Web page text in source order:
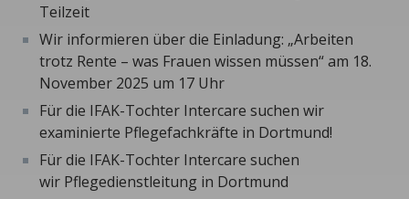
Teilzeit
Wir informieren über die Einladung: „Arbeiten
trotz Rente – was Frauen wissen müssen“ am 18.
November 2025 um 17 Uhr
Für die IFAK-Tochter Intercare suchen wir
examinierte Pflegefachkräfte in Dortmund!
Für die IFAK-Tochter Intercare suchen
wir Pflegedienstleitung in Dortmund